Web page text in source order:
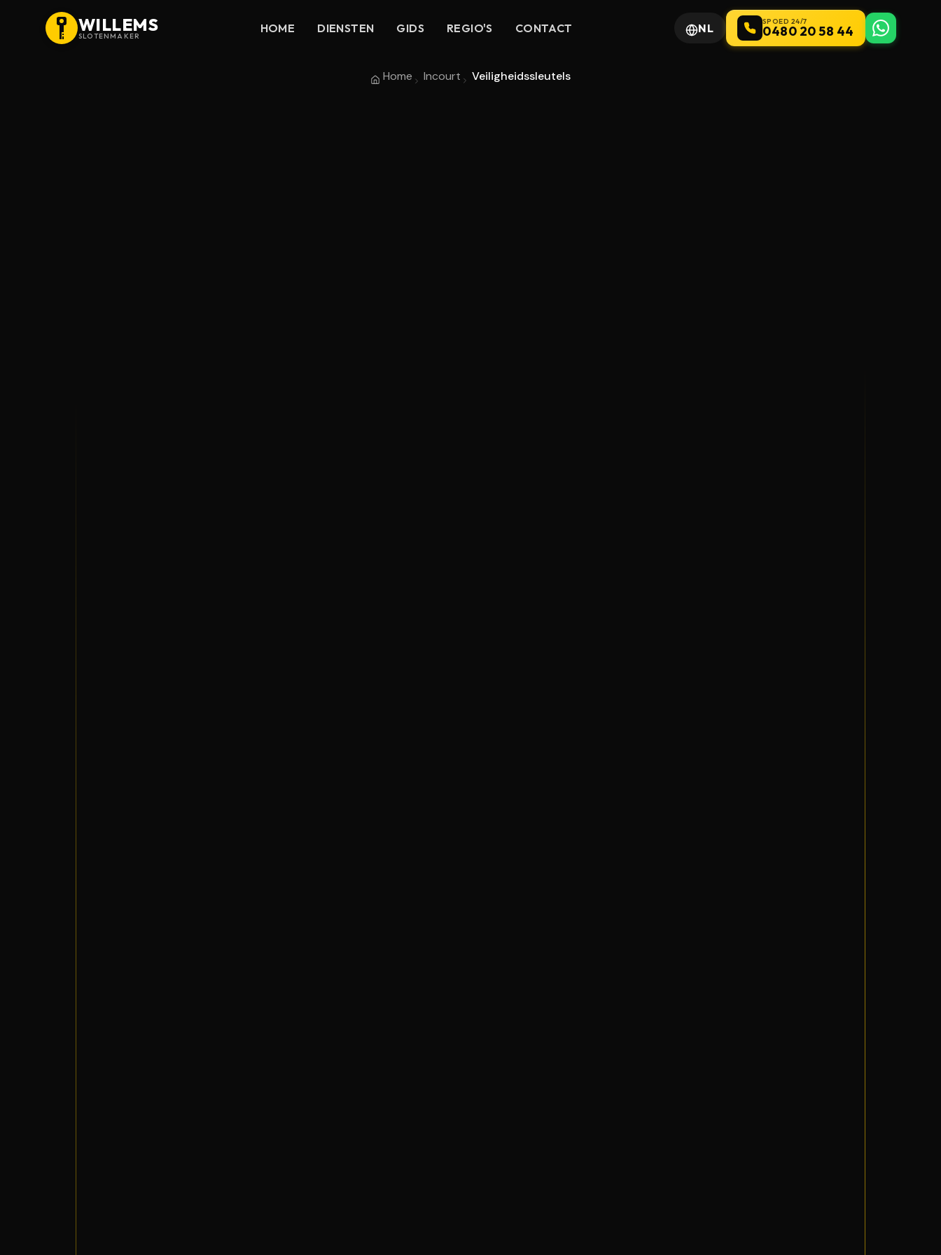
WILLEMS
SLOTENMAKER
HOME DIENSTEN GIDS REGIO'S CONTACT NL SPOED 24/7
0480 20 58 44
Home Incourt Veiligheidssleutels